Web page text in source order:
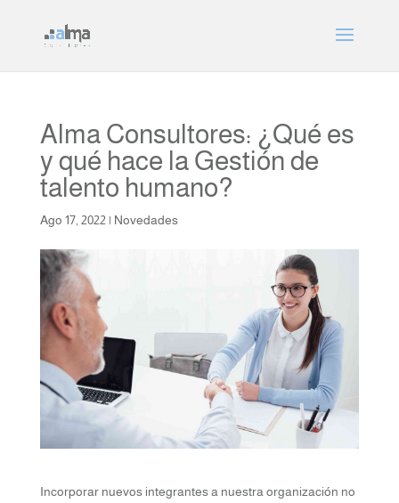
Alma Consultores: ¿Qué es
y qué hace la Gestión de
talento humano?
Ago 17, 2022 | Novedades
Incorporar nuevos integrantes a nuestra organización no